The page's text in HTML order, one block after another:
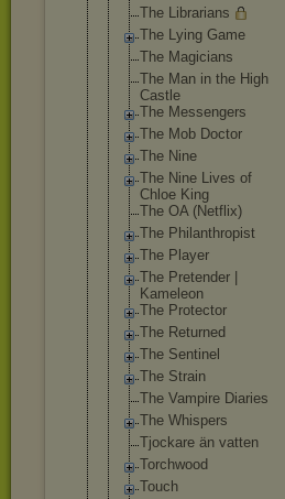
The Librarians
The Lying Game
The Magicians
The Man in the High
Castle
The Messengers
The Mob Doctor
The Nine
The Nine Lives of
Chloe King
The OA (Netflix)
The Philanthropist
The Player
The Pretender |
Kameleon
The Protector
The Returned
The Sentinel
The Strain
The Vampire Diaries
The Whispers
Tjockare än vatten
Torchwood
Touch